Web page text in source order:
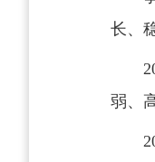
长、
弱、